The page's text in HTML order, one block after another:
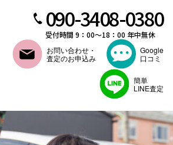
090-3408-0380
受付時間 9：00～18：00 年中無休
お問い合わせ・
査定のお申込み
Google
口コミ
簡単
LINE査定